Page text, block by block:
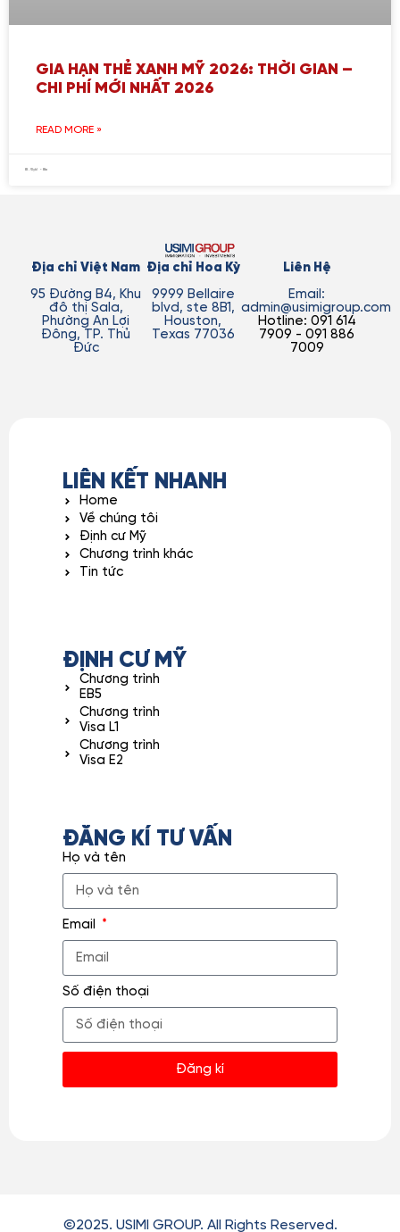
GIA HẠN THẺ XANH MỸ 2026: THỜI GIAN –
CHI PHÍ MỚI NHẤT 2026
READ MORE »
Địa chỉ Việt Nam
95 Đường B4, Khu
đô thị Sala,
Phường An Lợi
Đông, TP. Thủ
Đức
Địa chỉ Hoa Kỳ
9999 Bellaire
blvd, ste 8B1,
Houston,
Texas 77036
Liên Hệ
Email:
admin@usimigroup.com
Hotline: 091 614
7909 - 091 886
7009
LIÊN KẾT NHANH
Home
Về chúng tôi
Định cư Mỹ
Chương trình khác
Tin tức
ĐỊNH CƯ MỸ
Chương trình
EB5
Chương trình
Visa L1
Chương trình
Visa E2
ĐĂNG KÍ TƯ VẤN
Họ và tên
Email
Số điện thoại
Đăng kí
©2025. USIMI GROUP. All Rights Reserved.